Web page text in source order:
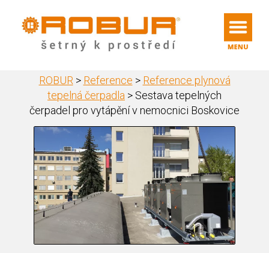
ROBUR > Reference > Reference plynová
tepelná čerpadla > Sestava tepelných
čerpadel pro vytápění v nemocnici Boskovice